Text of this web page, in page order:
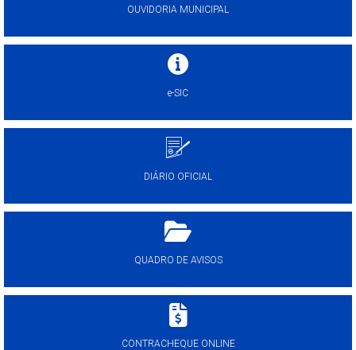
OUVIDORIA MUNICIPAL
e-SIC
DIÁRIO OFICIAL
QUADRO DE AVISOS
CONTRACHEQUE ONLINE